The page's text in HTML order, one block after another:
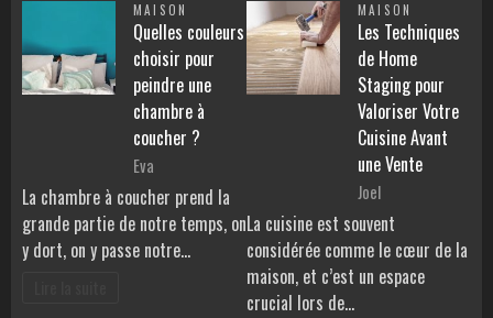
MAISON
Quelles couleurs
choisir pour
peindre une
chambre à
coucher ?
Eva
La chambre à coucher prend la
grande partie de notre temps, on
y dort, on y passe notre…
MAISON
Les Techniques
de Home
Staging pour
Valoriser Votre
Cuisine Avant
une Vente
Joel
La cuisine est souvent
considérée comme le cœur de la
maison, et c’est un espace
crucial lors de…